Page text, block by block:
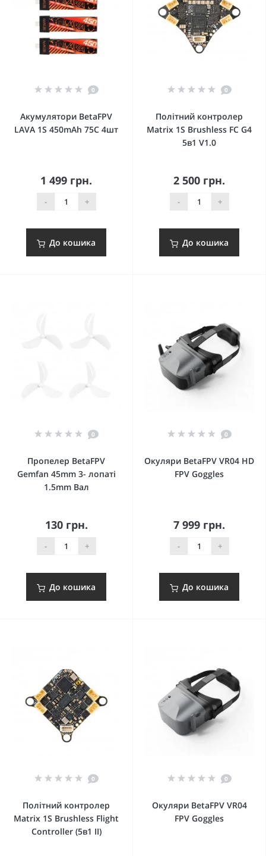
0
Акумулятори BetaFPV
LAVA 1S 450mAh 75C 4шт
1 499 грн.
- +
До кошика
0
Політний контролер
Matrix 1S Brushless FC G4
5в1 V1.0
2 500 грн.
- +
До кошика
0
Пропелер BetaFPV
Gemfan 45mm 3- лопаті
1.5mm Вал
130 грн.
- +
До кошика
0
Окуляри BetaFPV VR04 HD
FPV Goggles
7 999 грн.
- +
До кошика
0
Політний контролер
Matrix 1S Brushless Flight
Controller (5в1 II)
0
Окуляри BetaFPV VR04
FPV Goggles